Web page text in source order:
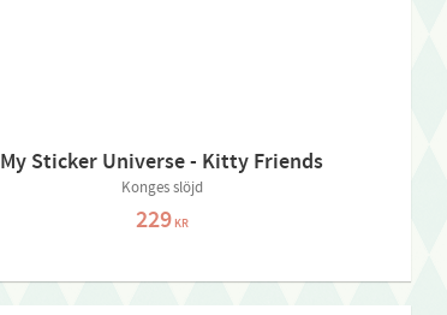
My Sticker Universe - Kitty Friends
Konges slöjd
229KR